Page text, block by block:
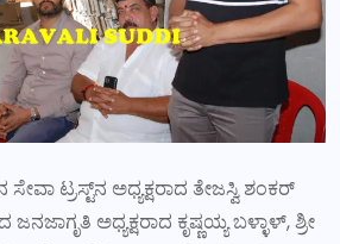
ಟ್ರಸ್ಟ್‌ನ ಅಧ್ಯಕ್ಷರಾದ ತೇಜಸ್ವಿ ಶಂಕರ್
ಅಧ್ಯಕ್ಷರಾದ ಕೃಷ್ಣಯ್ಯ ಬಳ್ಳಾಳ್, ಶ್ರೀ